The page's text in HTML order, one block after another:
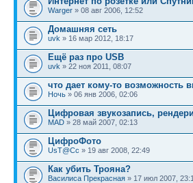
Warger » 08 авг 2006, 12:52
Домашняя сеть
uvk » 16 мар 2012, 18:17
Ещё раз про USB
uvk » 22 ноя 2011, 08:07
что дает кому-то возможность
Ночь » 06 янв 2006, 02:06
Цифровая звукозапись,
MAD » 28 май 2007, 02:13
ЦифроФото
UsT@Cc » 19 авг 2008, 22:49
Как убить Трояна?
Василиса Прекрасная » 17 июл 2007,